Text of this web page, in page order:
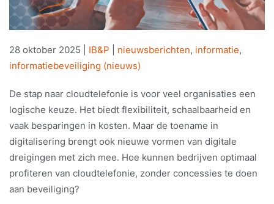
28 oktober 2025 IB&P nieuwsberichten, informatie,
informatiebeveiliging (nieuws)
De stap naar cloudtelefonie is voor veel organisaties een
logische keuze. Het biedt flexibiliteit, schaalbaarheid en
vaak besparingen in kosten. Maar de toename in
digitalisering brengt ook nieuwe vormen van digitale
dreigingen met zich mee. Hoe kunnen bedrijven optimaal
profiteren van cloudtelefonie, zonder concessies te doen
aan beveiliging?